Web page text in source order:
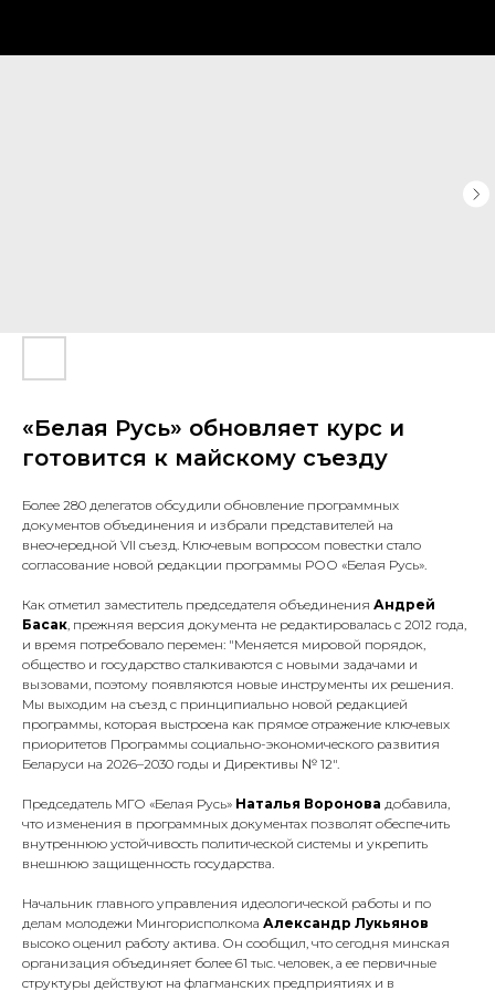
«Белая Русь» обновляет курс и
готовится к майскому съезду
Более 280 делегатов обсудили обновление программных
документов объединения и избрали представителей на
внеочередной VII съезд. Ключевым вопросом повестки стало
согласование новой редакции программы РОО «Белая Русь».
Как отметил заместитель председателя объединения Андрей
Басак, прежняя версия документа не редактировалась с 2012 года,
и время потребовало перемен: "Меняется мировой порядок,
общество и государство сталкиваются с новыми задачами и
вызовами, поэтому появляются новые инструменты их решения.
Мы выходим на съезд с принципиально новой редакцией
программы, которая выстроена как прямое отражение ключевых
приоритетов Программы социально-экономического развития
Беларуси на 2026–2030 годы и Директивы № 12".
Председатель МГО «Белая Русь» Наталья Воронова добавила,
что изменения в программных документах позволят обеспечить
внутреннюю устойчивость политической системы и укрепить
внешнюю защищенность государства.
Начальник главного управления идеологической работы и по
делам молодежи Мингорисполкома Александр Лукьянов
высоко оценил работу актива. Он сообщил, что сегодня минская
организация объединяет более 61 тыс. человек, а ее первичные
структуры действуют на флагманских предприятиях и в